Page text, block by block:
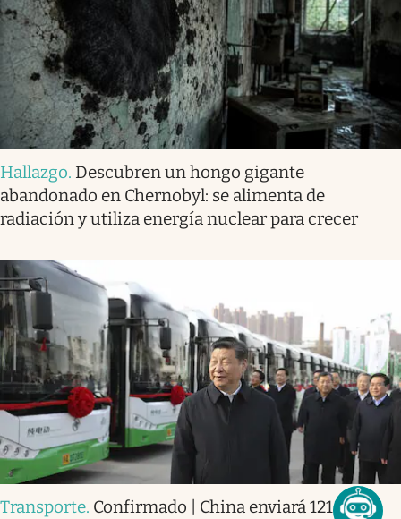
Hallazgo. Descubren un hongo gigante
abandonado en Chernobyl: se alimenta de
radiación y utiliza energía nuclear para crecer
Transporte. Confirmado | China enviará 121 buses